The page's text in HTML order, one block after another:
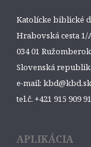
Katolícke biblické
Hrabovská cesta 1/
034 01 Ružomberok
Slovenská
e-mail: kbd@kbd.sk
tel.č. +421 915 909
APLIKÁCIA